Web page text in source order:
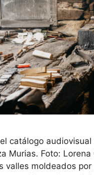
catálogo
Murias. Foto:
valles moldeados